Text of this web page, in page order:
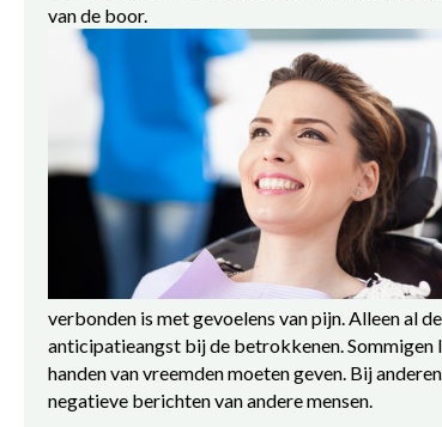
van de boor.
verbonden is met gevoelens van pijn. Alleen al
anticipatieangst bij de betrokkenen.
handen van vreemden moeten geven. Bij
negatieve berichten van andere mensen.